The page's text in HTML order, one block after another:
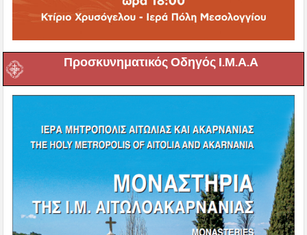
Προσκυνηματικός Οδηγός Ι.Μ.Α.Α